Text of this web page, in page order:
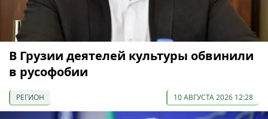
В Грузии деятелей культуры обвинили
в русофобии
РЕГИОН 10 АВГУСТА 2026 12:28